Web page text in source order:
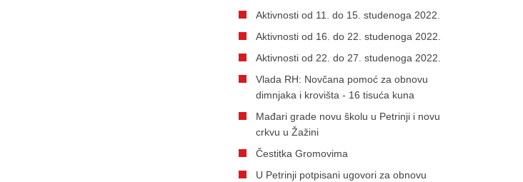
Aktivnosti od 11. do 15. studenoga 2022.
Aktivnosti od 16. do 22. studenoga 2022.
Aktivnosti od 22. do 27. studenoga 2022.
Vlada RH: Novčana pomoć za obnovu
dimnjaka i krovišta - 16 tisuća kuna
Mađari grade novu školu u Petrinji i novu
crkvu u Žažini
Čestitka Gromovima
U Petrinji potpisani ugovori za obnovu